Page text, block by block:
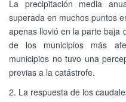
La precipitación media
superada en muchos puntos
apenas llovió en la parte baja
de los municipios más
municipios no tuvo una
previas a la catástrofe.
2. La respuesta de los